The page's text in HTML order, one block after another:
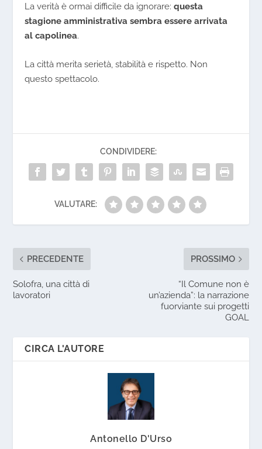
La verità è ormai difficile da ignorare:questa
stagione amministrativa sembra essere arrivata
al capolinea.
La città merita serietà, stabilità e rispetto. Non
questo spettacolo.
CONDIVIDERE:
VALUTARE:
PRECEDENTE
Solofra, una città di
lavoratori
PROSSIMO
“Il Comune non è
un’azienda”: la narrazione
fuorviante sui progetti
GOAL
CIRCA L'AUTORE
Antonello D'Urso